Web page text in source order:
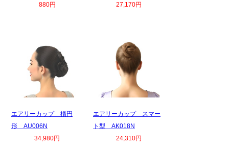
880円
27,170円
エアリーカップ 楕円
形 AU006N
34,980円
エアリーカップ スマー
ト型 AK018N
24,310円